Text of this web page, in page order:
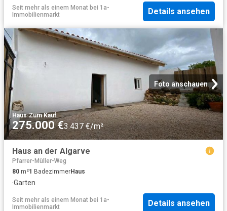
Seit mehr als einem Monat bei 1a-
Immobilienmarkt
Details ansehen
Foto anschauen
Haus·Zum Kauf
275.000 €3.437 €/m²
Haus an der Algarve
Pfarrer-Müller-Weg
80 m²1 BadezimmerHaus
·Garten
Seit mehr als einem Monat bei 1a-
Immobilienmarkt
Details ansehen